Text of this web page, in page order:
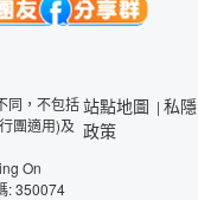
同，不包括
團適用)及
On
: 350074
站點地圖 | 私隱
政策